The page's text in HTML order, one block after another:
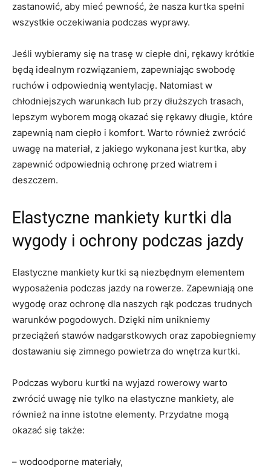
zastanowić, ⁢aby mieć⁢ pewność, że⁣ nasza kurtka spełni
wszystkie ⁤oczekiwania podczas wyprawy.
Jeśli wybieramy się na ⁤trasę w ciepłe dni, rękawy krótkie
będą idealnym rozwiązaniem,⁤ zapewniając swobodę
ruchów i odpowiednią wentylację. Natomiast w⁤
chłodniejszych warunkach lub przy dłuższych trasach,⁣
lepszym wyborem mogą okazać się rękawy długie, które
zapewnią nam ciepło i⁣ komfort. Warto również‍ zwrócić
uwagę ‍na materiał, z jakiego wykonana jest kurtka, aby
zapewnić odpowiednią ochronę przed wiatrem i
deszczem.
Elastyczne mankiety kurtki dla
wygody ‍i ochrony ‍podczas jazdy
Elastyczne ‍mankiety kurtki są niezbędnym elementem
wyposażenia podczas jazdy na rowerze. Zapewniają one
⁢wygodę oraz ochronę ⁢dla naszych rąk podczas trudnych⁢
warunków pogodowych. Dzięki nim unikniemy
przeciążeń ‌stawów nadgarstkowych oraz zapobiegniemy
dostawaniu się zimnego powietrza do ⁣wnętrza ⁤kurtki.
Podczas wyboru ⁤kurtki na wyjazd rowerowy warto​
zwrócić uwagę⁤ nie tylko⁢ na elastyczne⁤ mankiety, ale
‌również na inne istotne elementy. Przydatne mogą
okazać się także:
– wodoodporne materiały,